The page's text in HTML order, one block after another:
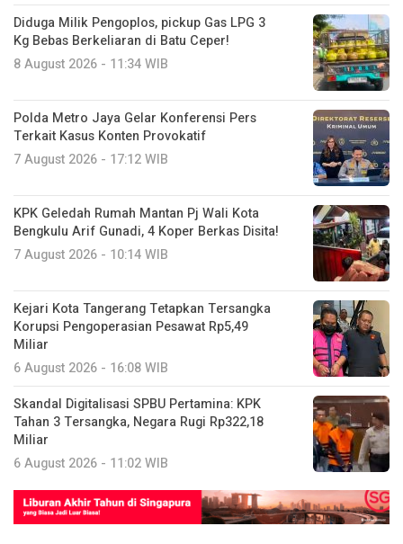
Diduga Milik Pengoplos, pickup Gas LPG 3
Kg Bebas Berkeliaran di Batu Ceper!
8 August 2026 - 11:34 WIB
Polda Metro Jaya Gelar Konferensi Pers
Terkait Kasus Konten Provokatif
7 August 2026 - 17:12 WIB
KPK Geledah Rumah Mantan Pj Wali Kota
Bengkulu Arif Gunadi, 4 Koper Berkas Disita!
7 August 2026 - 10:14 WIB
Kejari Kota Tangerang Tetapkan Tersangka
Korupsi Pengoperasian Pesawat Rp5,49
Miliar
6 August 2026 - 16:08 WIB
Skandal Digitalisasi SPBU Pertamina: KPK
Tahan 3 Tersangka, Negara Rugi Rp322,18
Miliar
6 August 2026 - 11:02 WIB